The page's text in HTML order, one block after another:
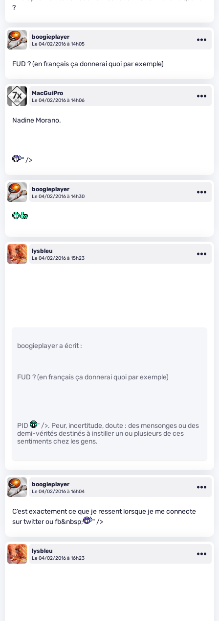
?
boogieplayer
Le 04/02/2016 à 14h05
FUD ? (en français ça donnerai quoi par exemple)
MacGuiPro
Le 04/02/2016 à 14h06
Nadine Morano.
" />
boogieplayer
Le 04/02/2016 à 14h30
lysbleu
Le 04/02/2016 à 15h23
boogieplayer a écrit :
FUD ? (en français ça donnerai quoi par exemple)
PID
" />. Peur, incertitude, doute : des mensonges ou des
demi-vérités destinés à instiller un ou plusieurs de ces
sentiments chez les gens.
boogieplayer
Le 04/02/2016 à 16h04
C’est exactement ce que je ressent lorsque je me connecte
sur twitter ou fb&nbsp;
" />
lysbleu
Le 04/02/2016 à 16h23